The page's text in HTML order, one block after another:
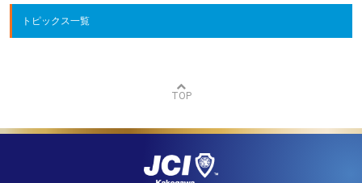
トピックス一覧
TOP